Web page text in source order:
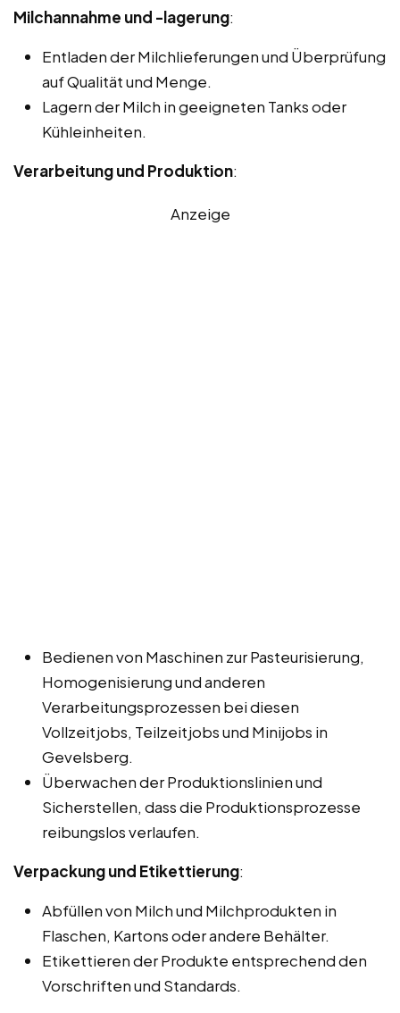
Milchannahme und -lagerung:
Entladen der Milchlieferungen und Überprüfung
auf Qualität und Menge.
Lagern der Milch in geeigneten Tanks oder
Kühleinheiten.
Verarbeitung und Produktion:
Anzeige
Bedienen von Maschinen zur Pasteurisierung,
Homogenisierung und anderen
Verarbeitungsprozessen bei diesen
Vollzeitjobs, Teilzeitjobs und Minijobs in
Gevelsberg.
Überwachen der Produktionslinien und
Sicherstellen, dass die Produktionsprozesse
reibungslos verlaufen.
Verpackung und Etikettierung:
Abfüllen von Milch und Milchprodukten in
Flaschen, Kartons oder andere Behälter.
Etikettieren der Produkte entsprechend den
Vorschriften und Standards.